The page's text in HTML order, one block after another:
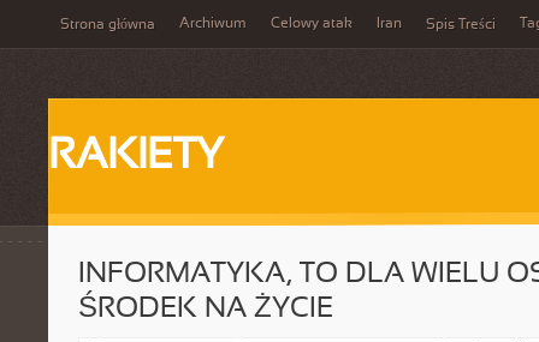
Strona główna Archiwum Celowy atak Iran Spis Treści
RAKIETY
INFORMATYKA, TO DLA WIELU
ŚRODEK NA ŻYCIE